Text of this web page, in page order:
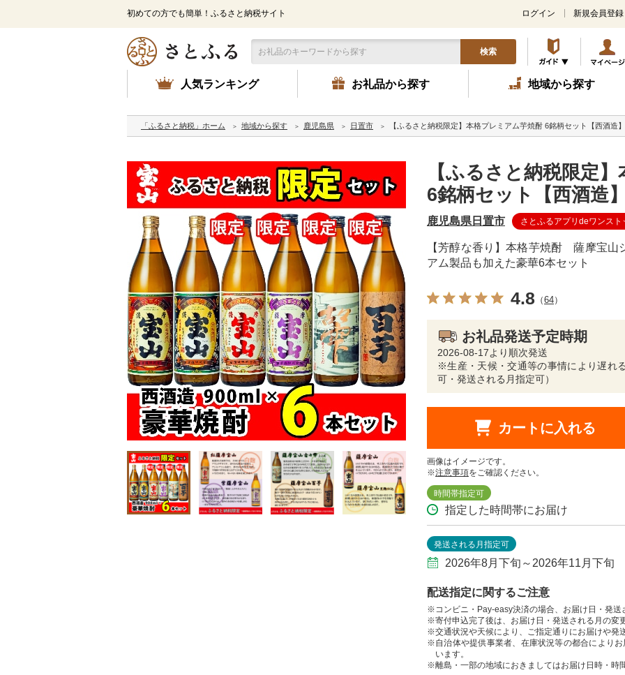
初めての方でも簡単！ふるさと納税サイト ログイン 新規会員登録
検索
人気ランキング お礼品から探す 地域から探す
「ふるさと納税」ホーム 地域から探す 鹿児島県 日置市 【ふるさと納税限定】本格プレミアム芋焼酎 6銘柄セット【西酒造】
【ふるさと納税限定
6銘柄セット【西酒造
鹿児島県日置市 さとふるアプリdeワンスト
【芳醇な香り】本格芋焼酎 薩摩宝
アム製品も加えた豪華6本セット
4.8 （64）
お礼品発送予定時期
2026-08-17より順次発送
※生産・天候・交通等の事情により遅れ
可・発送される月指定可）
カートに入れる
画像はイメージです。
※注意事項をご確認ください。
時間帯指定可
指定した時間帯にお届け
発送される月指定可
2026年8月下旬～2026年11月下旬
配送指定に関するご注意
※コンビニ・Pay-easy決済の場合、お届け日・発送
※寄付申込完了後は、お届け日・発送される月の変
※交通状況や天候により、ご指定通りにお届けや発
※自治体や提供事業者、在庫状況等の都合により
います。
※離島・一部の地域におきましてはお届け日時・時